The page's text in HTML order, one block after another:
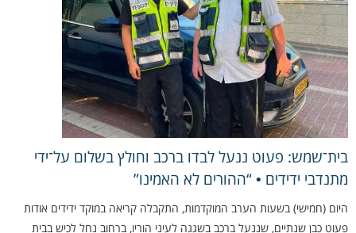
בית־שמש: פעוט ננעל לבדו ברכב וחולץ בשלום על־ידי
מתנדבי ידידים • “ההורים לא האמינו”
היום (חמישי) בשעות הערב המוקדמות, התקבלה קריאה במוקד ידידים אודות
פעוט כבן שנתיים, שננעל ברכב בשגגה לעיני הוריו, ברחוב נחל לכיש בבית